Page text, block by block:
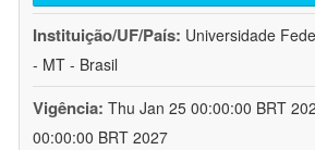
Instituição/UF/País: Universidade
- MT - Brasil
Vigência: Thu Jan 25 00:00:00 BRT
00:00:00 BRT 2027